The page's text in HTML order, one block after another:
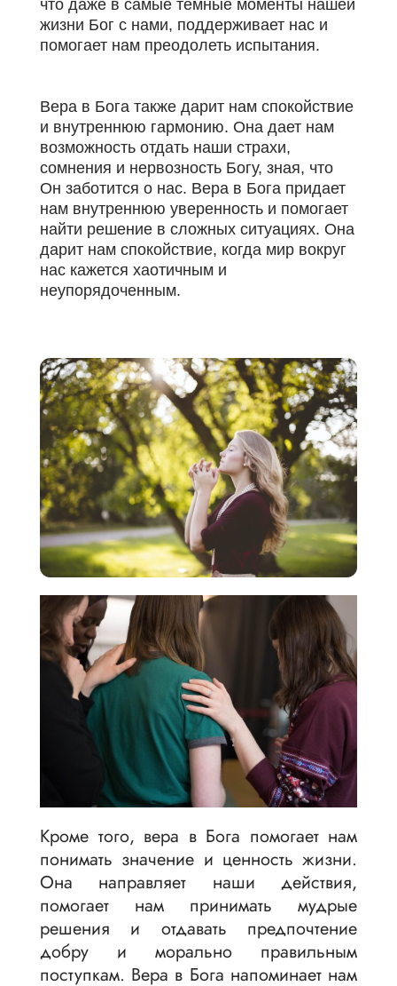
что даже в самые темные моменты нашей
жизни Бог с нами, поддерживает нас и
помогает нам преодолеть испытания.
Вера в Бога также дарит нам спокойствие
и внутреннюю гармонию. Она дает нам
возможность отдать наши страхи,
сомнения и нервозность Богу, зная, что
Он заботится о нас. Вера в Бога придает
нам внутреннюю уверенность и помогает
найти решение в сложных ситуациях. Она
дарит нам спокойствие, когда мир вокруг
нас кажется хаотичным и
неупорядоченным.
Кроме того, вера в Бога помогает нам
понимать значение и ценность жизни.
Она направляет наши действия,
помогает нам принимать мудрые
решения и отдавать предпочтение
добру и морально правильным
поступкам. Вера в Бога напоминает нам